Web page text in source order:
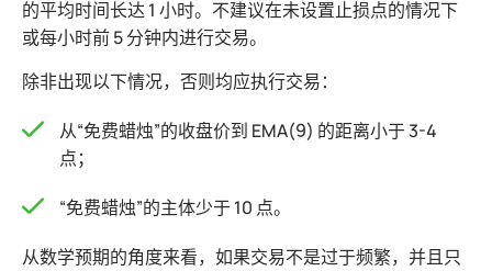
的平均时间长达 1 小时。不建议在未设置止损点的情况下
或每小时前 5 分钟内进行交易。
除非出现以下情况，否则均应执行交易：
从“免费蜡烛”的收盘价到 ЕМА(9) 的距离小于 3-4
点；
“免费蜡烛”的主体少于 10 点。
从数学预期的角度来看，如果交易不是过于频繁，并且只